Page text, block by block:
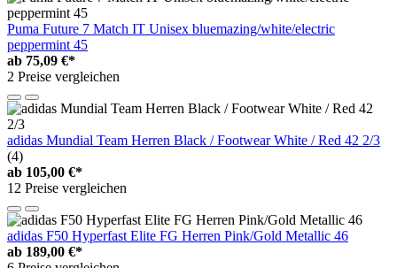
Puma Future 7 Match IT Unisex bluemazing/white/electric
peppermint 45
ab 75,09 €*
2 Preise vergleichen
adidas Mundial Team Herren Black / Footwear White / Red 42 2/3
(4)
ab 105,00 €*
12 Preise vergleichen
adidas F50 Hyperfast Elite FG Herren Pink/Gold Metallic 46
ab 189,00 €*